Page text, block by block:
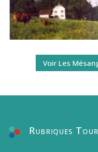
Voir Les
Rubriques